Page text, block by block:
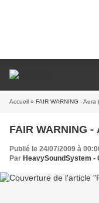
Accueil » FAIR WARNING - Aura
FAIR WARNING -
Publié le 24/07/2009 à
Par HeavySoundSystem -